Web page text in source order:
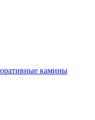
камины